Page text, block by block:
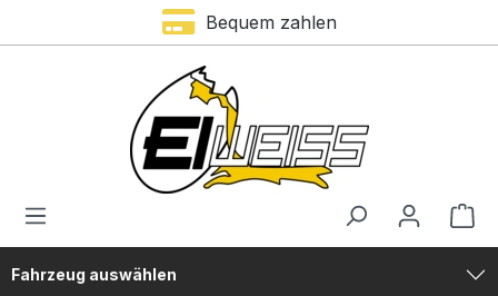
Bequem zahlen
Trustami Bewertung – 4,9 von 5 Sternen
Fahrzeug auswählen